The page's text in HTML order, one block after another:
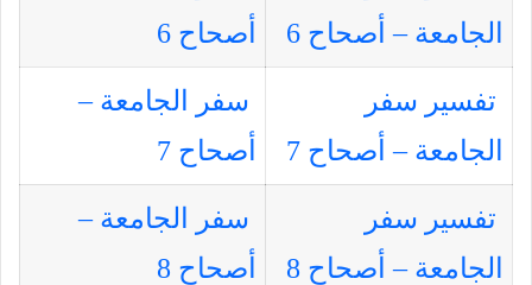
الجامعة – أصحاح 6
أصحاح 6
تفسير سفر
الجامعة – أصحاح 7
سفر الجامعة –
أصحاح 7
تفسير سفر
الجامعة – أصحاح 8
سفر الجامعة –
أصحاح 8